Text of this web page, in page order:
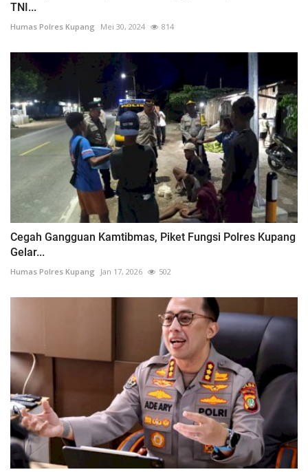
TNI...
Humas Polres Kupang Mei 30, 2024 814
Cegah Gangguan Kamtibmas, Piket Fungsi Polres Kupang
Gelar...
Humas Polres Kupang Jan 17, 2026 502